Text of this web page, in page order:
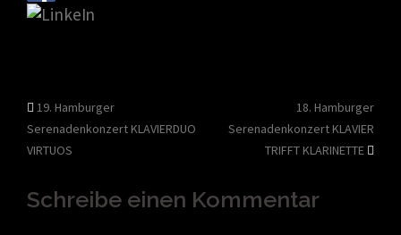
Beitragsnavigation
19. Hamburger
Serenadenkonzert KLAVIERDUO
VIRTUOS
18. Hamburger
Serenadenkonzert KLAVIER
TRIFFT KLARINETTE
Schreibe einen Kommentar